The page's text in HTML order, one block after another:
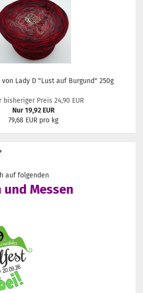
Lady D "Lust auf Burgund" 250g
bisheriger Preis 24,90 EUR
Nur 19,92 EUR
79,68 EUR pro kg
auf folgenden
Messen